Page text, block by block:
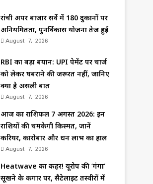
रांची अपर बाजार सर्वे में 180 दुकानों पर
अनियमितता, पुनर्विकास योजना तेज हुई
August 7, 2026
RBI का बड़ा बयान: UPI पेमेंट पर चार्ज
को लेकर घबराने की जरूरत नहीं, जानिए
क्या है असली बात
August 7, 2026
आज का राशिफल 7 अगस्त 2026: इन
राशियों की चमकेगी किस्मत, जानें
करियर, कारोबार और धन लाभ का हाल
August 7, 2026
Heatwave का कहर! यूरोप की ‘गंगा’
सूखने के कगार पर, सैटेलाइट तस्वीरों में